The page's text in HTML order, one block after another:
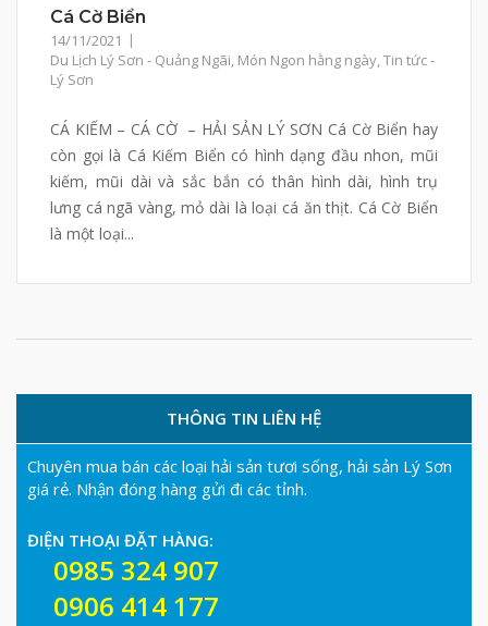
Cá Cờ Biển
14/11/2021
Du Lịch Lý Sơn - Quảng Ngãi, Món Ngon hằng ngày,Tin tức -
Lý Sơn
CÁ KIẾM – CÁ CỜ – HẢI SẢN LÝ SƠN Cá Cờ Biển hay
còn gọi là Cá Kiếm Biển có hình dạng đầu nhon, mũi
kiếm, mũi dài và sắc bắn có thân hình dài, hình trụ
lưng cá ngã vàng, mỏ dài là loại cá ăn thịt. Cá Cờ Biển
là một loại...
THÔNG TIN LIÊN HỆ
Chuyên mua bán các loại hải sản tươi sống, hải sản Lý Sơn
giá rẻ. Nhận đóng hàng gửi đi các tỉnh.
ĐIỆN THOẠI ĐẶT HÀNG:
0985 324 907
0906 414 177